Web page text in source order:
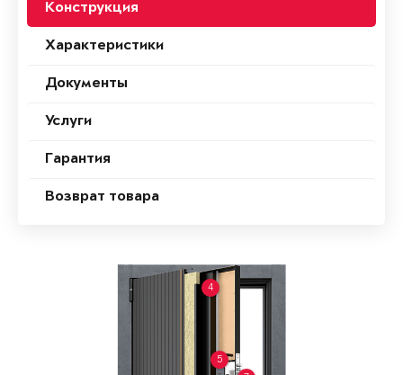
Конструкция
Характеристики
Документы
Услуги
Гарантия
Возврат товара
4
5